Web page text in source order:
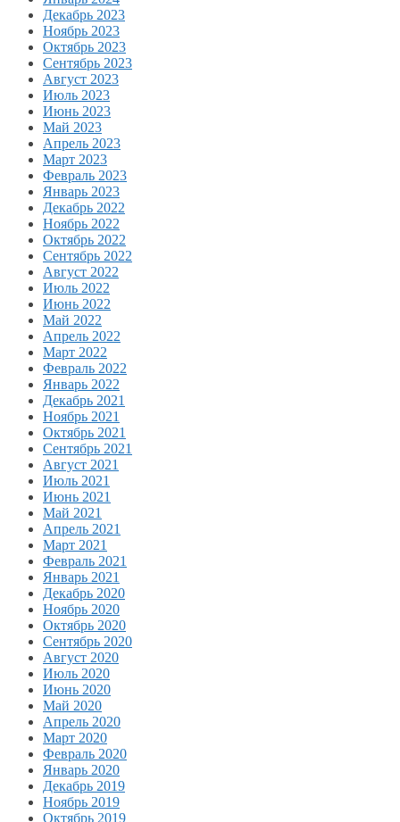
Декабрь 2023
Ноябрь 2023
Октябрь 2023
Сентябрь 2023
Август 2023
Июль 2023
Июнь 2023
Май 2023
Апрель 2023
Март 2023
Февраль 2023
Январь 2023
Декабрь 2022
Ноябрь 2022
Октябрь 2022
Сентябрь 2022
Август 2022
Июль 2022
Июнь 2022
Май 2022
Апрель 2022
Март 2022
Февраль 2022
Январь 2022
Декабрь 2021
Ноябрь 2021
Октябрь 2021
Сентябрь 2021
Август 2021
Июль 2021
Июнь 2021
Май 2021
Апрель 2021
Март 2021
Февраль 2021
Январь 2021
Декабрь 2020
Ноябрь 2020
Октябрь 2020
Сентябрь 2020
Август 2020
Июль 2020
Июнь 2020
Май 2020
Апрель 2020
Март 2020
Февраль 2020
Январь 2020
Декабрь 2019
Ноябрь 2019
Октябрь 2019